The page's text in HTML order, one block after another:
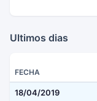
Ultimos dias
FECHA
18/04/2019